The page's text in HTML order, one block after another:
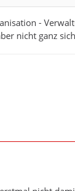
-
nicht ganz